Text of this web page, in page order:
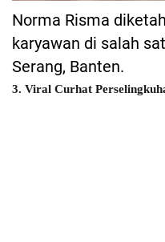
Norma Risma
karyawan di salah
Serang, Banten.
3. Viral Curhat